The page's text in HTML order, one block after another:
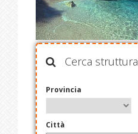
Cerca struttura
Provincia
Città